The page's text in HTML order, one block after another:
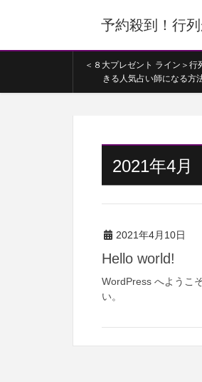
予約殺到！行
＜８大プレゼント ライン＞行
きる人気占い師になる方
2021年4月
2021年4月10日
Hello world!
WordPress へようこ
い。